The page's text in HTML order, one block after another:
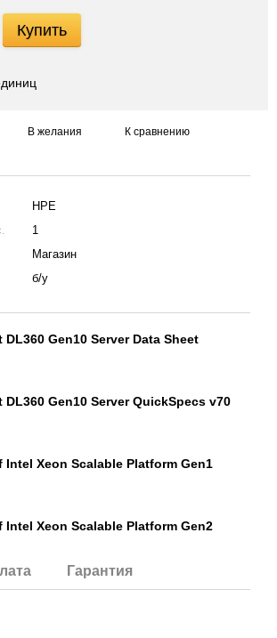
Купить
В желания К сравнению
HPE
1
Магазин
б/у
DL360 Gen10 Server Data Sheet
DL360 Gen10 Server QuickSpecs v70
Intel Xeon Scalable Platform Gen1
Intel Xeon Scalable Platform Gen2
Гарантия